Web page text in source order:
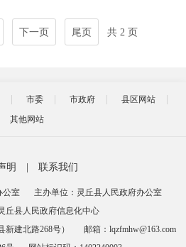
下一页 尾页 共 2 页
市委 市政府
县区网站
其他网站
明 联系我们
公室
主办单位：灵丘县人民政府办公室
丘县人民政府信息化中心
建北路268号）
邮箱：lqzfmhw@163.com